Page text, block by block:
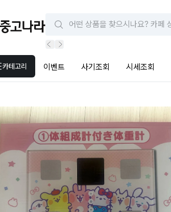
카테고리 이벤트 사기조회 시세조회